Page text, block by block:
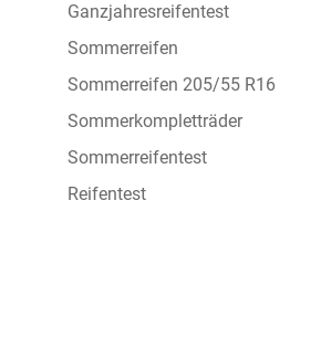
Ganzjahresreifentest
Sommerreifen
Sommerreifen 205/55 R16
Sommerkompletträder
Sommerreifentest
Reifentest